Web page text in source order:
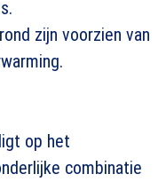
zijn voorzien van
op het
combinatie